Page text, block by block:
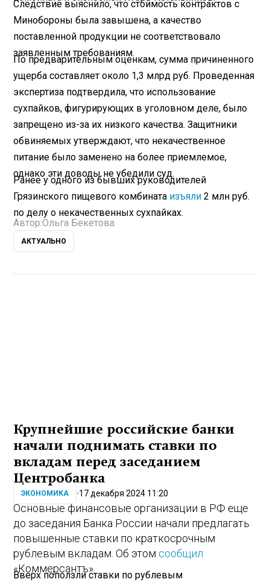
Следствие выяснило, что стоимость контрактов с
Минобороны была завышена, а качество
поставленной продукции не соответствовало
заявленным требованиям.
По предварительным оценкам, сумма причиненного
ущерба составляет около 1,3 млрд руб. Проведенная
экспертиза подтвердила, что использование
сухпайков, фигурирующих в уголовном деле, было
запрещено из-за их низкого качества. Защитники
обвиняемых утверждают, что некачественное
питание было заменено на более приемлемое,
однако эти доводы не убедили суд.
Ранее у одного из бывших руководителей
Грязинского пищевого комбината изъяли 2 млн руб.
по делу о некачественных сухпайках.
Автор:Ольга Бекетова
АКТУАЛЬНО
Крупнейшие российские банки
начали поднимать ставки по
вкладам перед заседанием
Центробанка
ЭКОНОМИКА 17 декабря 2024 11:20
Основные финансовые организации в РФ еще
до заседания Банка России начали предлагать
повышенные ставки по краткосрочным
рублевым вкладам. Об этом сообщил
«Коммерсантъ».
Вверх поползли ставки по рублевым